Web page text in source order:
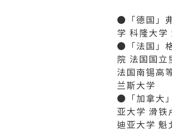
●「德国」
学 科隆大学
●「法国」
院 法国国立
法国南锡高
兰斯大学
●「加拿大
亚大学 滑铁
迪亚大学 魁